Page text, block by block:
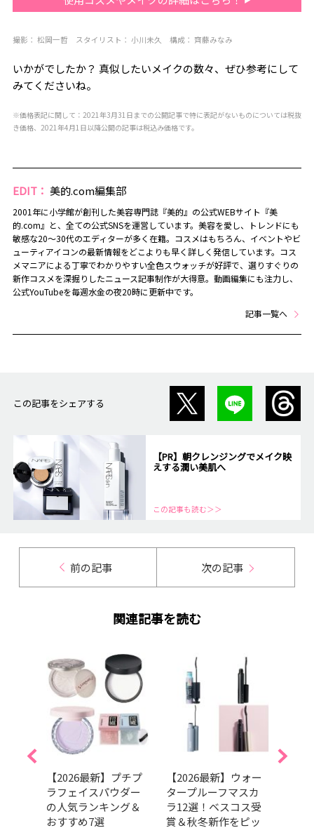
撮影： 松岡一哲 スタイリスト： 小川未久 構成： 齊藤みなみ
いかがでしたか？ 真似したいメイクの数々、ぜひ参考にして
みてくださいね。
※価格表記に関して：2021年3月31日までの公開記事で特に表記がないものについては税抜
き価格、2021年4月1日以降公開の記事は税込み価格です。
EDIT： 美的.com編集部
2001年に小学館が創刊した美容専門誌『美的』の公式WEBサイト『美
的.com』と、全ての公式SNSを運営しています。美容を愛し、トレンドにも
敏感な20～30代のエディターが多く在籍。コスメはもちろん、イベントやビ
ューティアイコンの最新情報をどこよりも早く詳しく発信しています。コス
メマニアによる丁寧でわかりやすい全色スウォッチが好評で、選りすぐりの
新作コスメを深掘りしたニュース記事制作が大得意。動画編集にも注力し、
公式YouTubeを毎週水金の夜20時に更新中です。
記事一覧へ
この記事をシェアする
【PR】朝クレンジングでメイク映
えする潤い美肌へ
この記事も読む＞＞
前の記事 次の記事
関連記事を読む
【2026最新】プチプ
ラフェイスパウダー
の人気ランキング＆
おすすめ7選
【2026最新】ウォー
タープルーフマスカ
ラ12選！ベスコス受
賞＆秋冬新作をピッ